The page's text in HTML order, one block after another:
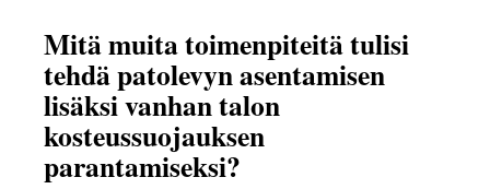
Mitä muita toimenpiteitä tulisi
tehdä patolevyn asentamisen
lisäksi vanhan talon
kosteussuojauksen
parantamiseksi?